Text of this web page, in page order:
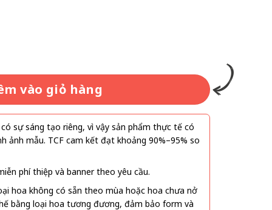
vào giỏ hàng
sự sáng tạo riêng, vì vậy sản phẩm thực tế có
ảnh mẫu. TCF cam kết đạt khoảng 90%–95% so
phí thiệp và banner theo yêu cầu.
hoa không có sẵn theo mùa hoặc hoa chưa nở
bằng loại hoa tương đương, đảm bảo form và